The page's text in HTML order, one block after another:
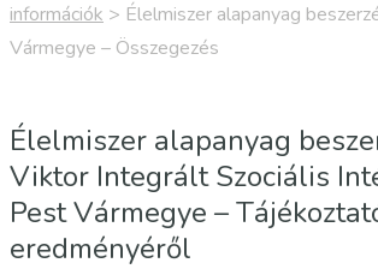
információk > Élelmiszer alapanyag
Vármegye – Összegezés
Élelmiszer alapanyag
Viktor Integrált Szociális
Pest Vármegye –
eredményéről